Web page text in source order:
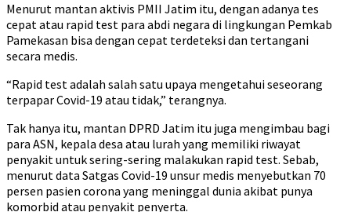
Menurut mantan aktivis PMII Jatim itu, dengan adanya tes
cepat atau rapid test para abdi negara di lingkungan Pemkab
Pamekasan bisa dengan cepat terdeteksi dan tertangani
secara medis.
“Rapid test adalah salah satu upaya mengetahui seseorang
terpapar Covid-19 atau tidak,” terangnya.
Tak hanya itu, mantan DPRD Jatim itu juga mengimbau bagi
para ASN, kepala desa atau lurah yang memiliki riwayat
penyakit untuk sering-sering malakukan rapid test. Sebab,
menurut data Satgas Covid-19 unsur medis menyebutkan 70
persen pasien corona yang meninggal dunia akibat punya
komorbid atau penyakit penyerta.